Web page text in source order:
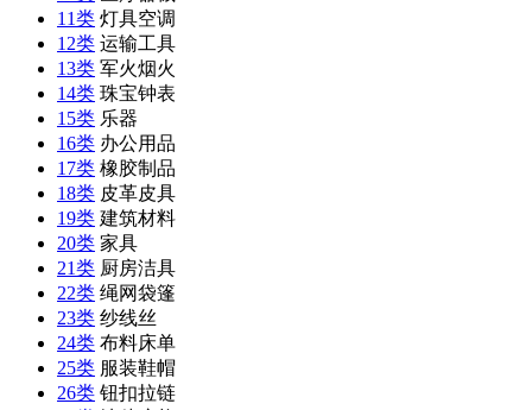
11类 灯具空调
12类 运输工具
13类 军火烟火
14类 珠宝钟表
15类 乐器
16类 办公用品
17类 橡胶制品
18类 皮革皮具
19类 建筑材料
20类 家具
21类 厨房洁具
22类 绳网袋篷
23类 纱线丝
24类 布料床单
25类 服装鞋帽
26类 钮扣拉链